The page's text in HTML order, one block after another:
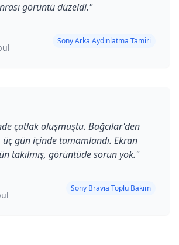
görüntü düzeldi."
Sony Arka Aydınlatma Tamiri
çatlak oluşmuştu. Bağcılar'den
gün içinde tamamlandı. Ekran
takılmış, görüntüde sorun yok."
Sony Bravia Toplu Bakım